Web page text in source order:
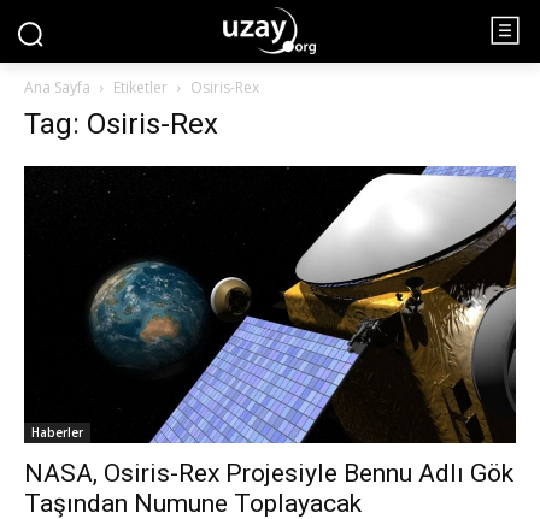
Ana Sayfa Etiketler Osiris-Rex
Tag: Osiris-Rex
Haberler
NASA, Osiris-Rex Projesiyle Bennu Adlı Gök
Taşından Numune Toplayacak